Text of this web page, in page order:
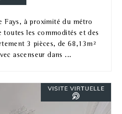
Fays, à proximité du métro
toutes les commodités et des
3 pièces, de 68,13m²
ascenseur dans ...